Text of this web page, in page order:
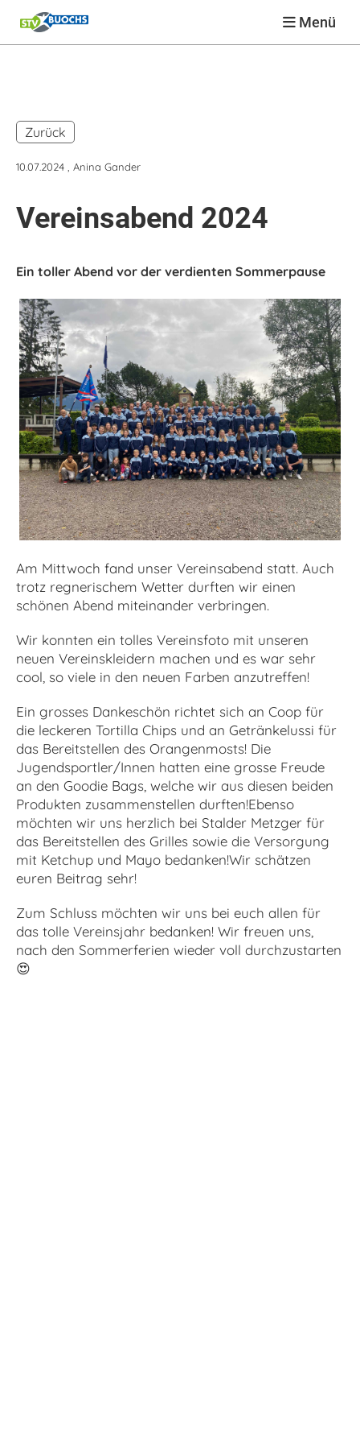
Menü
Zurück
10.07.2024 , Anina Gander
Vereinsabend 2024
Ein toller Abend vor der verdienten Sommerpause
Am Mittwoch fand unser Vereinsabend statt. Auch
trotz regnerischem Wetter durften wir einen
schönen Abend miteinander verbringen.
Wir konnten ein tolles Vereinsfoto mit unseren
neuen Vereinskleidern machen und es war sehr
cool, so viele in den neuen Farben anzutreffen!
Ein grosses Dankeschön richtet sich an Coop für
die leckeren Tortilla Chips und an Getränkelussi für
das Bereitstellen des Orangenmosts! Die
Jugendsportler/Innen hatten eine grosse Freude
an den Goodie Bags, welche wir aus diesen beiden
Produkten zusammenstellen durften!Ebenso
möchten wir uns herzlich bei Stalder Metzger für
das Bereitstellen des Grilles sowie die Versorgung
mit Ketchup und Mayo bedanken!Wir schätzen
euren Beitrag sehr!
Zum Schluss möchten wir uns bei euch allen für
das tolle Vereinsjahr bedanken! Wir freuen uns,
nach den Sommerferien wieder voll durchzustarten
😍